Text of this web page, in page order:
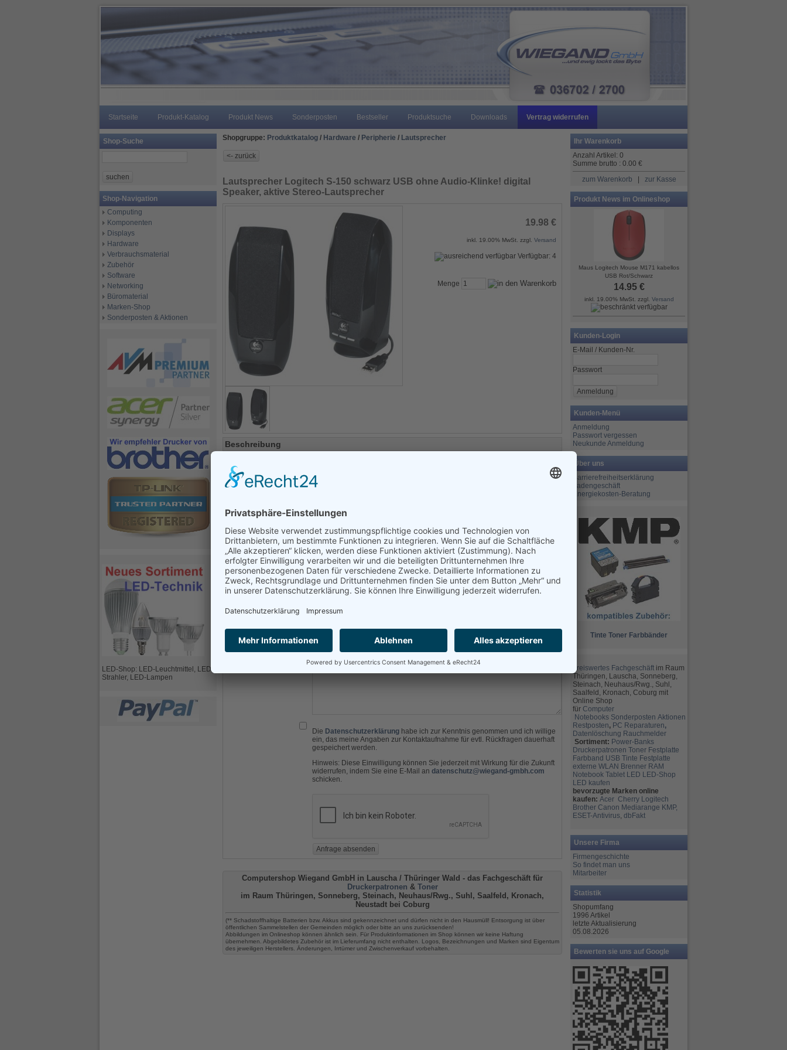
Startseite Produkt-Katalog Produkt News Sonderposten Bestseller Produktsuche Downloads Vertrag widerrufen
Shop-Suche
Shop-Navigation
Computing
Komponenten
Displays
Hardware
Verbrauchsmaterial
Zubehör
Software
Networking
Büromaterial
Marken-Shop
Sonderposten & Aktionen
LED-Shop: LED-Leuchtmittel, LED-
Strahler, LED-Lampen
Shopgruppe: Produktkatalog / Hardware / Peripherie / Lautsprecher
Lautsprecher Logitech S-150 schwarz USB ohne Audio-Klinke! digital
Speaker, aktive Stereo-Lautsprecher
19.98 €
inkl. 19.00% MwSt. zzgl. Versand
Verfügbar: 4
Menge
Beschreibung
Code:
effektive Gesamtleistung: 1,2 Watt effektiv
(0,6 Watt pro Lautsprecher)
Frequenzbereich: 90 Hz - 20 kHz
Antriebsspulen: 5,1-cm-Antriebsspulen
Anschluss: USB-Kabel (1,2 m)
Stromquelle: Notebook über USB
inkl. Transporttasche
Ihr Name
Ihre E-Mail-Adresse
Die Datenschutzerklärung habe ich zur Kenntnis genommen und ich willige
ein, das meine Angaben zur Kontaktaufnahme für evtl. Rückfragen dauerhaft
gespeichert werden.
Hinweis: Diese Einwilligung können Sie jederzeit mit Wirkung für die Zukunft
widerrufen, indem Sie eine E-Mail an datenschutz@wiegand-gmbh.com
schicken.
Computershop Wiegand GmbH in Lauscha / Thüringer Wald - das Fachgeschäft für
Druckerpatronen & Toner
im Raum Thüringen, Sonneberg, Steinach, Neuhaus/Rwg., Suhl, Saalfeld, Kronach,
Neustadt bei Coburg
(** Schadstoffhaltige Batterien bzw. Akkus sind gekennzeichnet und dürfen nicht in den Hausmüll! Entsorgung ist über
öffentlichen Sammelstellen der Gemeinden möglich oder bitte an uns zurücksenden!
Abbildungen im Onlineshop können ähnlich sein. Für Produktinformationen im Shop können wir keine Haftung
übernehmen. Abgebildetes Zubehör ist im Lieferumfang nicht enthalten. Logos, Bezeichnungen und Marken sind Eigentum
des jeweiligen Herstellers. Änderungen, Irrtümer und Zwischenverkauf vorbehalten.
Ihr Warenkorb
Anzahl Artikel: 0
Summe brutto : 0.00 €
zum Warenkorb
zur Kasse
Produkt News im Onlineshop
Maus Logitech Mouse M171 kabellos
USB Rot/Schwarz
14.95 €
inkl. 19.00% MwSt. zzgl. Versand
Kunden-Login
E-Mail / Kunden-Nr.
Passwort
Kunden-Menü
Anmeldung
Passwort vergessen
Neukunde Anmeldung
Über uns
Barrierefreiheitserklärung
Ladengeschäft
Energiekosten-Beratung
Tinte Toner Farbbänder
preiswertes Fachgeschäft im Raum
Thüringen, Lauscha, Sonneberg,
Steinach, Neuhaus/Rwg., Suhl,
Saalfeld, Kronach, Coburg mit
Online Shop
für Computer
Notebooks Sonderposten Aktionen
Restposten, PC Reparaturen,
Datenlöschung Rauchmelder
Sortiment: Power-Banks
Druckerpatronen Toner Festplatte
Farbband USB Tinte Festplatte
externe WLAN Brenner RAM
Notebook Tablet LED LED-Shop
LED kaufen
bevorzugte Marken online
kaufen: Acer Cherry Logitech
Brother Canon Mediarange KMP,
ESET-Antivirus, dbFakt
Unsere Firma
Firmengeschichte
So findet man uns
Mitarbeiter
Statistik
Shopumfang
1996 Artikel
letzte Aktualisierung
05.08.2026
Bewerten sie uns auf Google